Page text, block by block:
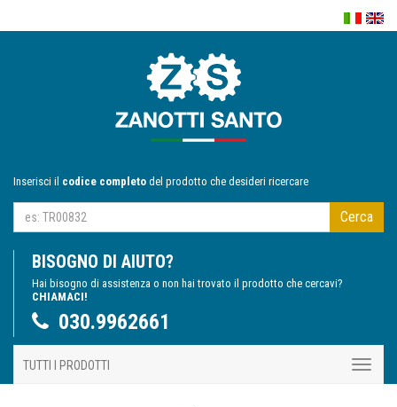
Inserisci il codice completo del prodotto che desideri ricercare
Cerca
BISOGNO DI AIUTO?
Hai bisogno di assistenza o non hai trovato il prodotto che cercavi?
CHIAMACI!
030.9962661
TUTTI I PRODOTTI